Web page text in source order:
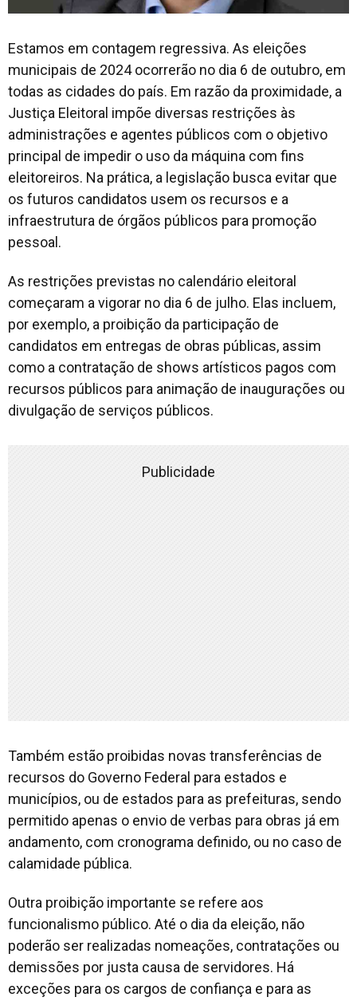
Estamos em contagem regressiva. As eleições
municipais de 2024 ocorrerão no dia 6 de outubro, em
todas as cidades do país. Em razão da proximidade, a
Justiça Eleitoral impõe diversas restrições às
administrações e agentes públicos com o objetivo
principal de impedir o uso da máquina com fins
eleitoreiros. Na prática, a legislação busca evitar que
os futuros candidatos usem os recursos e a
infraestrutura de órgãos públicos para promoção
pessoal.
As restrições previstas no calendário eleitoral
começaram a vigorar no dia 6 de julho. Elas incluem,
por exemplo, a proibição da participação de
candidatos em entregas de obras públicas, assim
como a contratação de shows artísticos pagos com
recursos públicos para animação de inaugurações ou
divulgação de serviços públicos.
Publicidade
Também estão proibidas novas transferências de
recursos do Governo Federal para estados e
municípios, ou de estados para as prefeituras, sendo
permitido apenas o envio de verbas para obras já em
andamento, com cronograma definido, ou no caso de
calamidade pública.
Outra proibição importante se refere aos
funcionalismo público. Até o dia da eleição, não
poderão ser realizadas nomeações, contratações ou
demissões por justa causa de servidores. Há
exceções para os cargos de confiança e para as